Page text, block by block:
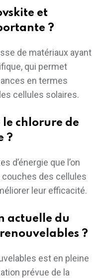
et
?
de matériaux ayant
qui permet
en termes
cellules solaires.
chlorure de
?
d’énergie que l’on
des cellules
leur efficacité.
actuelle du
?
est en pleine
prévue de la